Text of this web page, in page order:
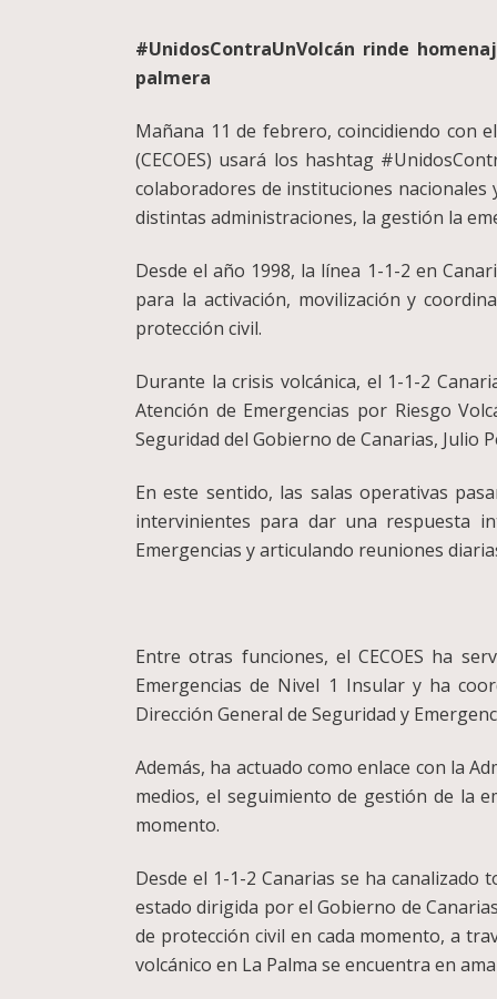
#UnidosContraUnVolcán rinde
palmera
Mañana 11 de febrero, coincidiendo con
(CECOES) usará los hashtag
colaboradores de instituciones nacionales
distintas administraciones, la gestión la
Desde el año 1998, la línea 1-1-2 en
para la activación, movilización y
protección civil.
Durante la crisis volcánica, el 1-1-2
Atención de Emergencias por Riesgo
Seguridad del Gobierno de Canarias, Julio
En este sentido, las salas operativas
intervinientes para dar una respuesta
Emergencias y articulando reuniones
Entre otras funciones, el CECOES ha
Emergencias de Nivel 1 Insular y ha
Dirección General de Seguridad y
Además, ha actuado como enlace con la
medios, el seguimiento de gestión de la
momento.
Desde el 1-1-2 Canarias se ha
estado dirigida por el Gobierno de
de protección civil en cada momento, a
volcánico en La Palma se encuentra en